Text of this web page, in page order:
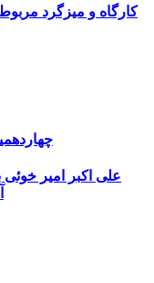
کارگاه و میزگرد
علی اکبر امیر